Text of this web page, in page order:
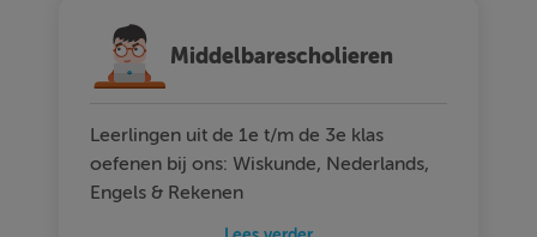
Middelbarescholieren
Leerlingen uit de 1e t/m de 3e klas
oefenen bij ons: Wiskunde, Nederlands,
Engels & Rekenen